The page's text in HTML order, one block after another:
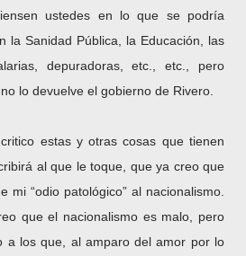
ustedes en lo que se podría
la Sanidad Pública, la Educación, las
depuradoras, etc., etc., pero
lo devuelve el gobierno de Rivero.
estas y otras cosas que tienen
al que le toque, que ya creo que
mi “odio patológico” al nacionalismo.
que el nacionalismo es malo, pero
a los que, al amparo del amor por lo